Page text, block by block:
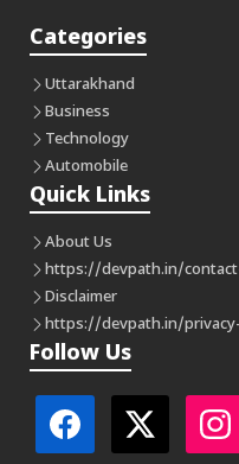
Categories
Uttarakhand
Business
Technology
Automobile
Quick Links
About Us
https://devpath.in/
Disclaimer
https://devpath.in/
Follow Us